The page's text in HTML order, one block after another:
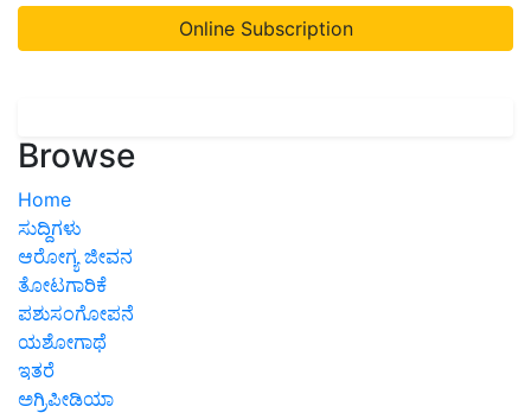
Online Subscription
Browse
Home
ಸುದ್ದಿಗಳು
ಆರೋಗ್ಯ ಜೀವನ
ತೋಟಗಾರಿಕೆ
ಪಶುಸಂಗೋಪನೆ
ಯಶೋಗಾಥೆ
ಇತರೆ
ಅಗ್ರಿಪೀಡಿಯಾ